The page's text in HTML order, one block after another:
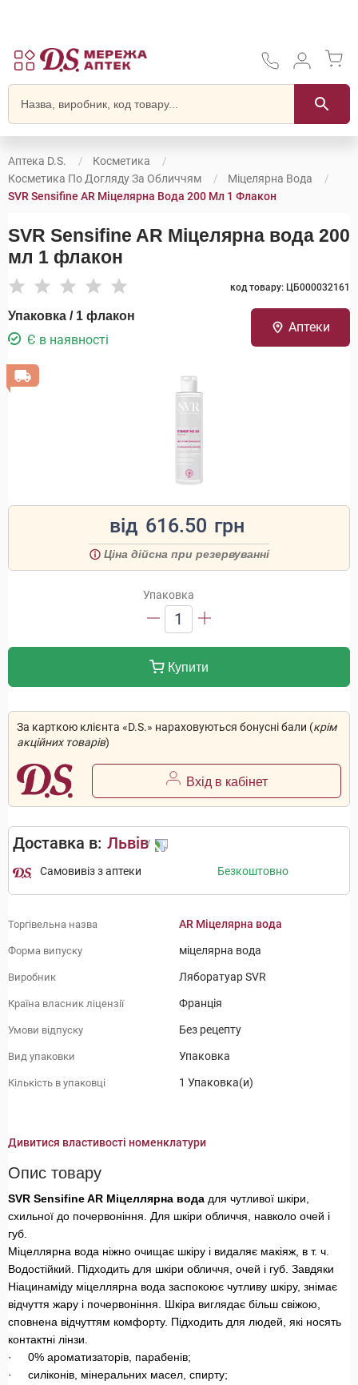
Аптека D.S.
Косметика
Косметика По Догляду За Обличчям
Міцелярна Вода
SVR Sensifine AR Міцелярна Вода 200 Мл 1 Флакон
SVR Sensifine AR Міцелярна вода 200
мл 1 флакон
код товару: ЦБ000032161
Упаковка / 1 флакон
Є в наявності
Аптеки
від 616.50 грн
Ціна дійсна при резервуванні
Упаковка
1
Купити
За карткою клієнта «D.S.» нараховуються бонусні бали (крім
акційних товарів)
Вхід в кабінет
Доставка в: Львів
Самовивіз з аптеки Безкоштовно
Торгівельна назва AR Міцелярна вода
Форма випуску міцелярна вода
Виробник Ляборатуар SVR
Країна власник ліцензії Франція
Умови відпуску Без рецепту
Вид упаковки Упаковка
Кількість в упаковці 1 Упаковка(и)
Дивитися властивості номенклатури
Опис товару
SVR Sensifine AR Міцеллярна вода для чутливої ​​шкіри,
схильної до почервоніння. Для шкіри обличчя, навколо очей і
губ.
Міцеллярна вода ніжно очищає шкіру і видаляє макіяж, в т. ч.
Водостійкий. Підходить для шкіри обличчя, очей і губ. Завдяки
Ніацинаміду міцеллярна вода заспокоює чутливу шкіру, знімає
відчуття жару і почервоніння. Шкіра виглядає більш свіжою,
сповнена відчуттям комфорту. Підходить для людей, які носять
контактні лінзи.
· 0% ароматизаторів, парабенів;
· силіконів, мінеральних масел, спирту;